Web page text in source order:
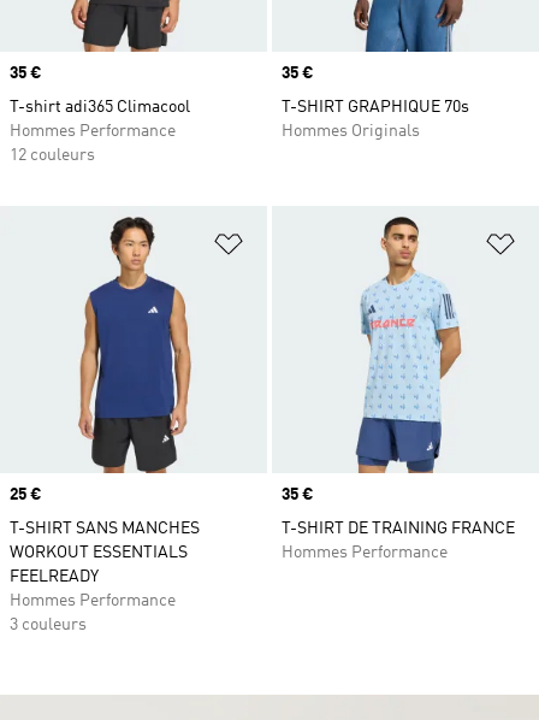
Prix
35 €
T-shirt adi365 Climacool
Hommes Performance
12 couleurs
Prix
35 €
T-SHIRT GRAPHIQUE 70s
Hommes Originals
Ajouter à la Liste de produits
Prix
25 €
T-SHIRT SANS MANCHES
WORKOUT ESSENTIALS
FEELREADY
Hommes Performance
3 couleurs
Prix
35 €
T-SHIRT DE TRAINING FRANCE
Hommes Performance